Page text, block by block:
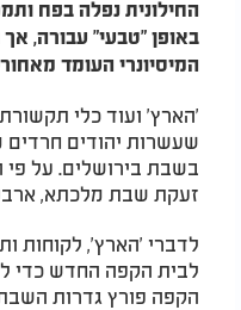
החילונית נפלה בפח
באופן "טבעי" עבורה,
המיסיונרי העומד
'הארץ' ועוד כלי
שעשרות יהודים
בשבת בירושלים. על פי
זעקת שבת מלכתא,
לדברי 'הארץ', לקוחות
לבית הקפה החדש כדי
הקפה פורץ גדרות